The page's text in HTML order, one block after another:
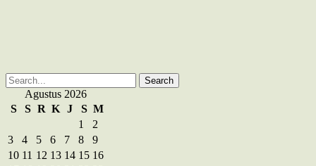
Search
for: Agustus 2026
S
S R K J S M
1
2
3
4 5 6 7 8
9
10 11 12 13 14 15 16